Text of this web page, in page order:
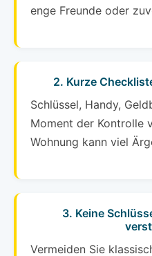
enge Freunde oder
2. Kurze
Schlüssel, Handy,
Moment der Kontrolle
Wohnung kann viel
3. Keine
Vermeiden Sie